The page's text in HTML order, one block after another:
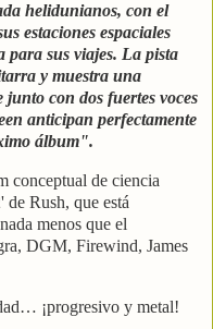
helidunianos, con el
estaciones espaciales
para sus viajes. La pista
y muestra una
junto con dos fuertes voces
anticipan perfectamente
álbum".
conceptual de ciencia
Rush, que está
menos que el
DGM, Firewind, James
¡progresivo y metal!